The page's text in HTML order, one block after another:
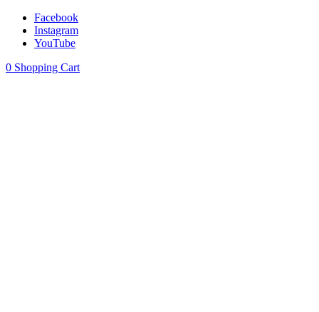
Facebook
Instagram
YouTube
0 Shopping Cart